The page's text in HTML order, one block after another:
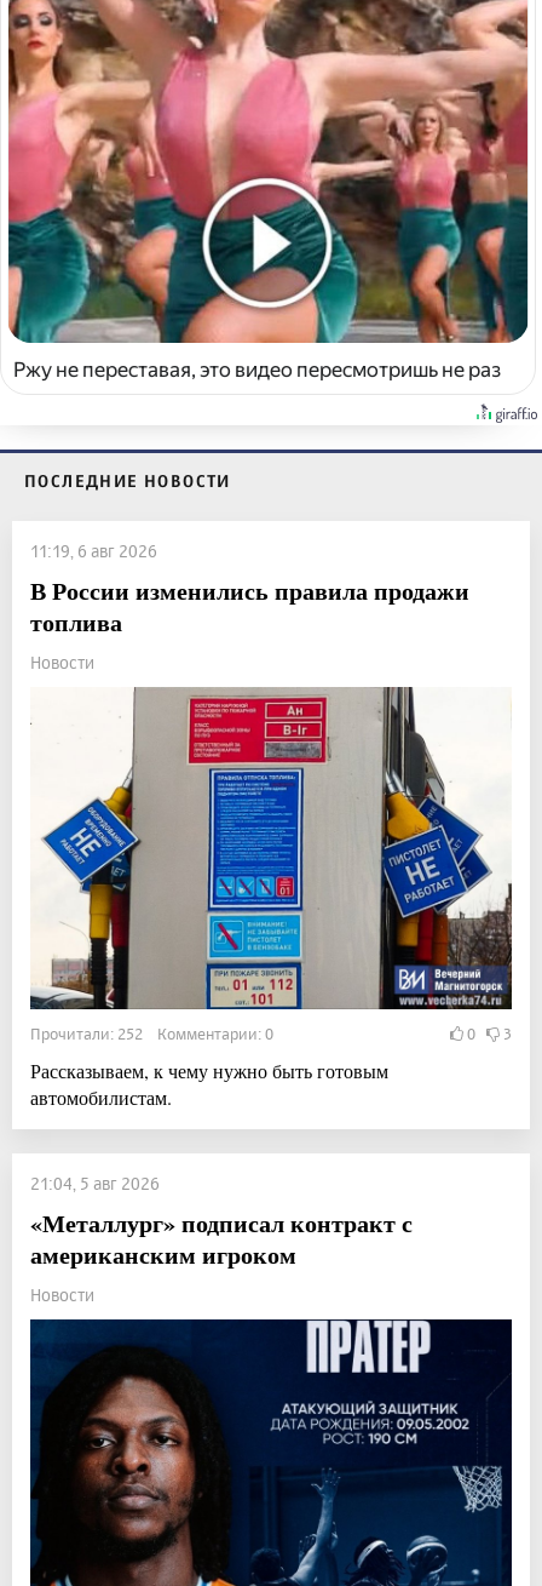
Ржу не переставая, это видео пересмотришь не раз
ПОСЛЕДНИЕ НОВОСТИ
11:19, 6 авг 2026
В России изменились правила продажи
топлива
Новости
Прочитали: 252 Комментарии: 0 0 3
Рассказываем, к чему нужно быть готовым
автомобилистам.
21:04, 5 авг 2026
«Металлург» подписал контракт с
американским игроком
Новости